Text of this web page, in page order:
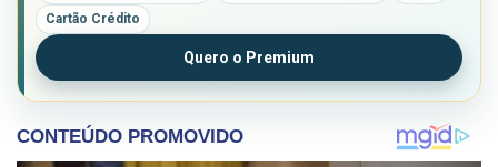
Cartão Crédito
Quero o Premium